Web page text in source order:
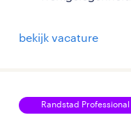
bekijk vacature
Randstad Professional